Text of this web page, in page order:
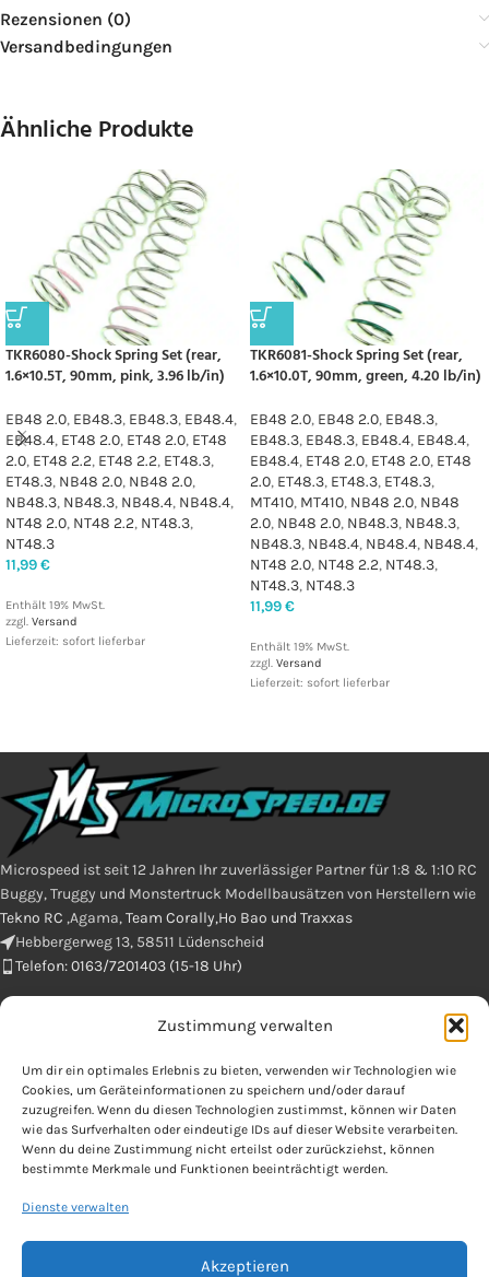
Zustimmung verwalten
Um dir ein optimales Erlebnis zu bieten, verwenden wir Technologien wie
Cookies, um Geräteinformationen zu speichern und/oder darauf
zuzugreifen. Wenn du diesen Technologien zustimmst, können wir Daten
wie das Surfverhalten oder eindeutige IDs auf dieser Website verarbeiten.
Wenn du deine Zustimmung nicht erteilst oder zurückziehst, können
bestimmte Merkmale und Funktionen beeinträchtigt werden.
Dienste verwalten
Akzeptieren
Rezensionen (0)
Versandbedingungen
Ähnliche Produkte
TKR6080-Shock Spring Set (rear,
1.6×10.5T, 90mm, pink, 3.96 lb/in)
EB48 2.0, EB48.3, EB48.3, EB48.4,
EB48.4, ET48 2.0, ET48 2.0, ET48
2.0, ET48 2.2, ET48 2.2, ET48.3,
ET48.3, NB48 2.0, NB48 2.0,
NB48.3, NB48.3, NB48.4, NB48.4,
NT48 2.0, NT48 2.2, NT48.3,
NT48.3
11,99€
Enthält 19% MwSt.
zzgl. Versand
Lieferzeit: sofort lieferbar
TKR6081-Shock Spring Set (rear,
1.6×10.0T, 90mm, green, 4.20 lb/in)
EB48 2.0, EB48 2.0, EB48.3,
EB48.3, EB48.3, EB48.4, EB48.4,
EB48.4, ET48 2.0, ET48 2.0, ET48
2.0, ET48.3, ET48.3, ET48.3,
MT410, MT410, NB48 2.0, NB48
2.0, NB48 2.0, NB48.3, NB48.3,
NB48.3, NB48.4, NB48.4, NB48.4,
NT48 2.0, NT48 2.2, NT48.3,
NT48.3, NT48.3
11,99€
Enthält 19% MwSt.
zzgl. Versand
Lieferzeit: sofort lieferbar
Microspeed ist seit 12 Jahren Ihr zuverlässiger Partner für 1:8 & 1:10 RC
Buggy, Truggy und Monstertruck Modellbausätzen von Herstellern wie
Tekno RC ,Agama,Team Corally,Ho Bao und Traxxas
Hebbergerweg 13, 58511 Lüdenscheid
Telefon: 0163/7201403 (15-18 Uhr)
OFFIZIELLES
Copyright 2025 by microspeed